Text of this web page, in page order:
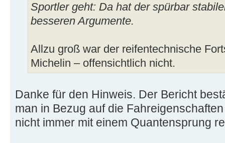
Sportler geht: Da hat der spürbar
besseren Argumente.
Allzu groß war der reifentechnische
Michelin – offensichtlich nicht.
Danke für den Hinweis. Der Bericht
man in Bezug auf die
nicht immer mit einem Quantensprung